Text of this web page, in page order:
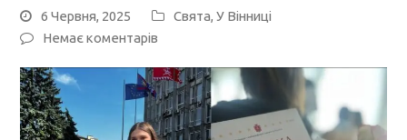
6 Червня, 2025 Cвята,У Вінниці
Немає коментарів